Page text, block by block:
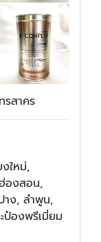
สาคร
ใหม่,
องสอน,
าง, ลำพูน,
องพรีเมี่ยม